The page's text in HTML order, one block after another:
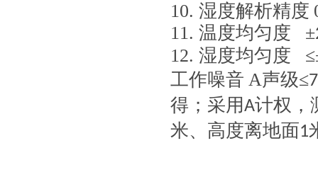
10. 湿度解析精度
11. 温度均匀度 ±
12. 湿度均匀度
工作噪音 A声级≤
得；采用A计权，
米、高度离地面1